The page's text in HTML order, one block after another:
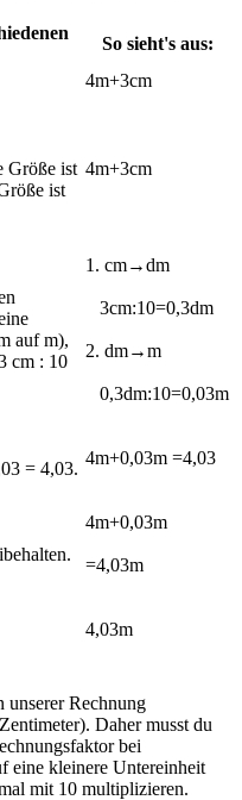
So sieht's aus:
4m+3cm
Größe ist
ist
4m+3cm
auf m),
cm : 10
1. cm→dm
3cm:10=0,3dm
2. dm→m
0,3dm:10=0,03m
= 4,03.
4m+0,03m =4,03
4m+0,03m
=4,03m
4,03m
unserer Rechnung
Daher musst du
bei
eine kleinere Untereinheit
mit 10 multiplizieren.